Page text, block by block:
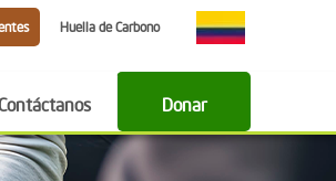
Huella de Carbono
Donar